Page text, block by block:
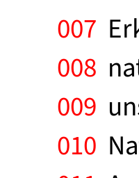
007
008
009
010